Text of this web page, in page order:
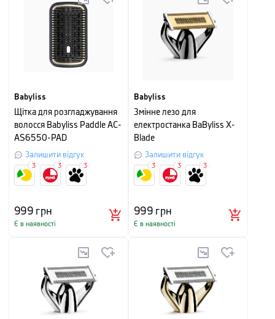
Babyliss
Щітка для розгладжування
волосся Babyliss Paddle AC-
AS6550-PAD
Залишити відгук
999грн
Є в наявності
3 3 3
Babyliss
Змінне лезо для
електростанка BaByliss X-
Blade
Залишити відгук
999грн
Є в наявності
3 3 3